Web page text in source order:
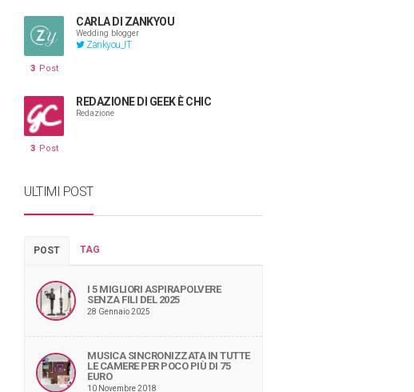
CARLA DI ZANKYOU
Wedding blogger
Zankyou_IT
3 Post
REDAZIONE DI GEEK È CHIC
Redazione
3 Post
ULTIMI POST
POST TAG
I 5 MIGLIORI ASPIRAPOLVERE
SENZA FILI DEL 2025
28 Gennaio 2025
MUSICA SINCRONIZZATA IN TUTTE
LE CAMERE PER POCO PIÙ DI 75
EURO
10 Novembre 2018